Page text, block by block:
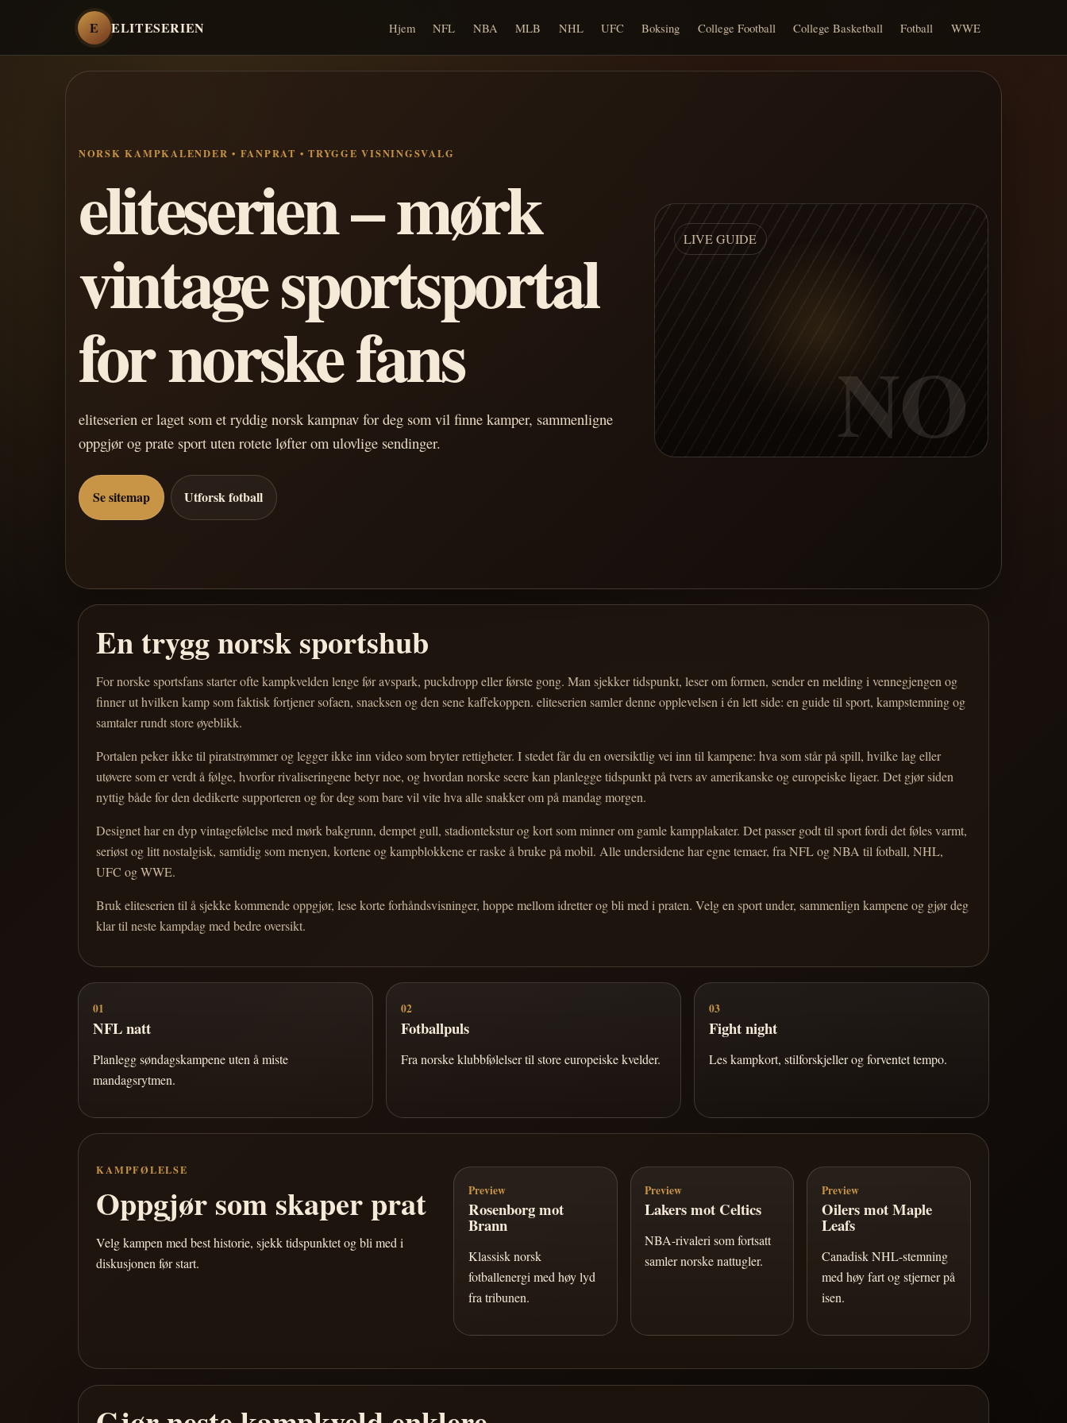
E ELITESERIEN Hjem NFL NBA MLB NHL UFC Boksing College Football College Basketball Fotball WWE
NORSK KAMPKALENDER • FANPRAT • TRYGGE VISNINGSVALG
eliteserien – mørk
vintage sportsportal
for norske fans
eliteserien er laget som et ryddig norsk kampnav for deg som vil finne kamper, sammenligne
oppgjør og prate sport uten rotete løfter om ulovlige sendinger.
Se sitemap Utforsk fotball
LIVE GUIDE
NO
En trygg norsk sportshub
For norske sportsfans starter ofte kampkvelden lenge før avspark, puckdropp eller første gong. Man sjekker tidspunkt, leser om formen, sender en melding i vennegjengen og
finner ut hvilken kamp som faktisk fortjener sofaen, snacksen og den sene kaffekoppen. eliteserien samler denne opplevelsen i én lett side: en guide til sport, kampstemning og
samtaler rundt store øyeblikk.
Portalen peker ikke til piratstrømmer og legger ikke inn video som bryter rettigheter. I stedet får du en oversiktlig vei inn til kampene: hva som står på spill, hvilke lag eller
utøvere som er verdt å følge, hvorfor rivaliseringene betyr noe, og hvordan norske seere kan planlegge tidspunkt på tvers av amerikanske og europeiske ligaer. Det gjør siden
nyttig både for den dedikerte supporteren og for deg som bare vil vite hva alle snakker om på mandag morgen.
Designet har en dyp vintagefølelse med mørk bakgrunn, dempet gull, stadiontekstur og kort som minner om gamle kampplakater. Det passer godt til sport fordi det føles varmt,
seriøst og litt nostalgisk, samtidig som menyen, kortene og kampblokkene er raske å bruke på mobil. Alle undersidene har egne temaer, fra NFL og NBA til fotball, NHL,
UFC og WWE.
Bruk eliteserien til å sjekke kommende oppgjør, lese korte forhåndsvisninger, hoppe mellom idretter og bli med i praten. Velg en sport under, sammenlign kampene og gjør deg
klar til neste kampdag med bedre oversikt.
01
NFL natt
Planlegg søndagskampene uten å miste
mandagsrytmen.
02
Fotballpuls
Fra norske klubbfølelser til store europeiske kvelder.
03
Fight night
Les kampkort, stilforskjeller og forventet tempo.
KAMPFØLELSE
Oppgjør som skaper prat
Velg kampen med best historie, sjekk tidspunktet og bli med i
diskusjonen før start.
Preview
Rosenborg mot
Brann
Klassisk norsk
fotballenergi med høy lyd
fra tribunen.
Preview
Lakers mot Celtics
NBA-rivaleri som fortsatt
samler norske nattugler.
Preview
Oilers mot Maple
Leafs
Canadisk NHL-stemning
med høy fart og stjerner på
isen.